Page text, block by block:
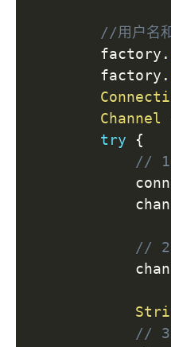
//用户名
        factory
.
        factory
.
Channel
try
{
// 1.
// 2.
// 3.